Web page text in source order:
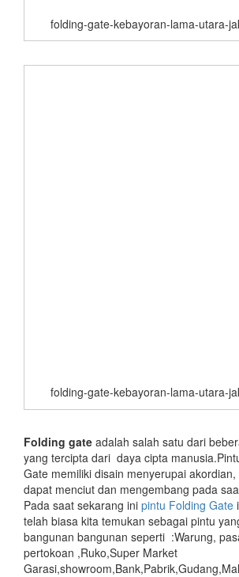
folding-gate-kebayoran-lama-utara-
folding-gate-kebayoran-lama-utara-
Folding gate adalah salah satu dari
yang tercipta dari daya cipta
Gate memiliki disain menyerupai
dapat menciut dan mengembang pada
Pada saat sekarang ini pintu Folding Gate
telah biasa kita temukan sebagai pintu
bangunan bangunan seperti :Warung,
pertokoan ,Ruko,Super Market